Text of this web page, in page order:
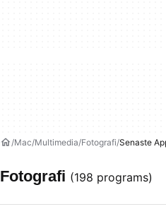
Mac Multimedia Fotografi Senaste
Fotografi (198 programs)